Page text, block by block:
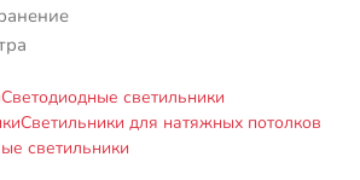
Светодиодные светильники
Светильники для натяжных потолков
светильники